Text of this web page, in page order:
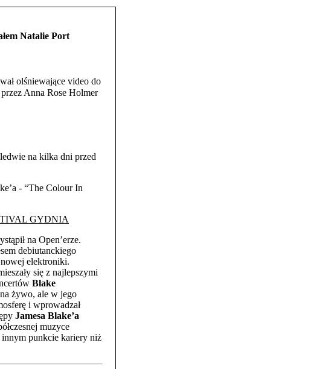
Natalie Port
olśniewające video do
Anna Rose Holmer
na kilka dni przed
- “The Colour In
GYDNIA
na Open’erze.
debiutanckiego
elektroniki.
się z najlepszymi
Blake
żywo, ale w jego
i wprowadzał
Jamesa Blake’a
muzyce
innym punkcie kariery niż